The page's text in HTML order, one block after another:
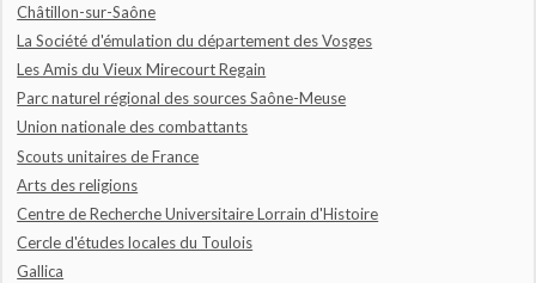
Châtillon-sur-Saône
La Société d'émulation du département des Vosges
Les Amis du Vieux Mirecourt Regain
Parc naturel régional des sources Saône-Meuse
Union nationale des combattants
Scouts unitaires de France
Arts des religions
Centre de Recherche Universitaire Lorrain d'Histoire
Cercle d'études locales du Toulois
Gallica